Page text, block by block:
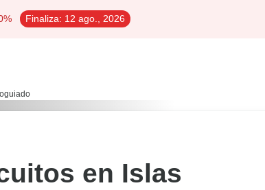
Finaliza: 12 ago., 2026
en Islas